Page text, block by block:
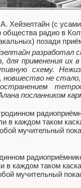
Хейзелтайн (с
радио в
позади
разработал
применения их
схему.
новшество не
посланником
в каждом таком
мучительный